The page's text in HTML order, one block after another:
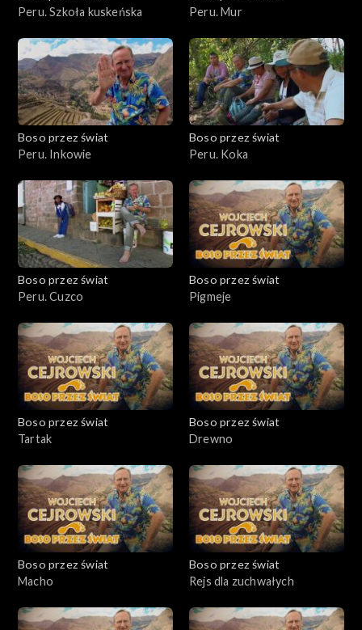
Peru. Szkoła kuskeńska
Peru. Mur
Boso przez świat
Peru. Inkowie
Boso przez świat
Peru. Koka
Boso przez świat
Peru. Cuzco
Boso przez świat
Pigmeje
Boso przez świat
Tartak
Boso przez świat
Drewno
Boso przez świat
Macho
Boso przez świat
Rejs dla zuchwałych